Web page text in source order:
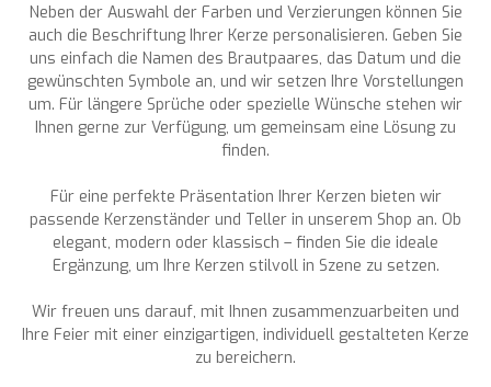
Neben der Auswahl der Farben und Verzierungen können Sie
auch die Beschriftung Ihrer Kerze personalisieren. Geben Sie
uns einfach die Namen des Brautpaares, das Datum und die
gewünschten Symbole an, und wir setzen Ihre Vorstellungen
um. Für längere Sprüche oder spezielle Wünsche stehen wir
Ihnen gerne zur Verfügung, um gemeinsam eine Lösung zu
finden.
Für eine perfekte Präsentation Ihrer Kerzen bieten wir
passende Kerzenständer und Teller in unserem Shop an. Ob
elegant, modern oder klassisch – finden Sie die ideale
Ergänzung, um Ihre Kerzen stilvoll in Szene zu setzen.
Wir freuen uns darauf, mit Ihnen zusammenzuarbeiten und
Ihre Feier mit einer einzigartigen, individuell gestalteten Kerze
zu bereichern.